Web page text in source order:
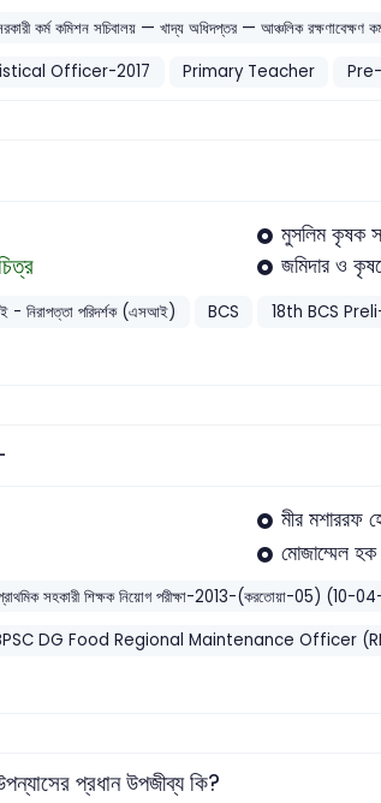
কর্ম কমিশন সচিবালয় — খাদ্য অধিদপ্তর — আঞ্চলিক
Officer-2017 Primary Teacher
মুসলিম কৃষক
জমিদার ও
- নিরাপত্তা পরিদর্শক (এসআই) BCS 18th BCS
মীর মশাররফ
মোজাম্মেল হক
সহকারী শিক্ষক নিয়োগ পরীক্ষা-2013-(করতোয়া-05) (10-
DG Food Regional Maintenance Officer
প্রধান উপজীব্য কি?